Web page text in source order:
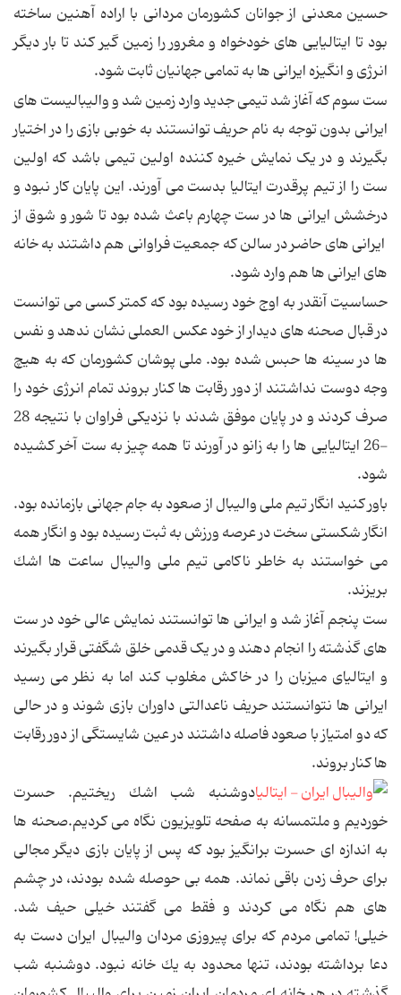
حسین معدنی از جوانان کشورمان مردانی با اراده آهنین ساخته
بود تا ایتالیایی های خودخواه و مغرور را زمین گیر کند تا بار دیگر
انرژی و انگیزه ایرانی ها به تمامی جهانیان ثابت شود.
ست سوم که آغاز شد تیمی جدید وارد زمین شد و والیبالیست های
ایرانی بدون توجه به نام حریف توانستند به خوبی بازی را در اختیار
بگیرند و در یک نمایش خیره کننده اولین تیمی باشد که اولین
ست را از تیم پرقدرت ایتالیا بدست می آورند. این پایان کار نبود و
درخشش ایرانی ها در ست چهارم باعث شده بود تا شور و شوق از
ایرانی های حاضر در سالن که جمعیت فراوانی هم داشتند به خانه
های ایرانی ها هم وارد شود.
حساسیت آنقدر به اوج خود رسیده بود که کمتر کسی می توانست
در قبال صحنه های دیدار از خود عکس العملی نشان ندهد و نفس
ها در سینه ها حبس شده بود. ملی پوشان کشورمان که به هیچ
وجه دوست نداشتند از دور رقابت ها کنار بروند تمام انرژی خود را
صرف کردند و در پایان موفق شدند با نزدیکی فراوان با نتیجه 28
-26 ایتالیایی ها را به زانو در آورند تا همه چیز به ست آخر کشیده
شود.
باور كنید انگار تیم ملى والیبال از صعود به جام جهانى بازمانده بود.
انگار شكستى سخت در عرصه ورزش به ثبت رسیده بود و انگار همه
مى خواستند به خاطر ناكامى تیم ملى والیبال ساعت ها اشك
بریزند.
ست پنجم آغاز شد و ایرانی ها توانستند نمایش عالی خود در ست
های گذشته را انجام دهند و در یک قدمی خلق شگفتی قرار بگیرند
و ایتالیای میزبان را در خاکش مغلوب کند اما به نظر می رسید
ایرانی ها نتوانستند حریف ناعدالتی داوران بازی شوند و در حالی
که دو امتیاز با صعود فاصله داشتند در عین شایستگی از دور رقابت
ها کنار بروند.
دوشنبه شب اشك ریختیم. حسرت
خوردیم و ملتمسانه به صفحه تلویزیون نگاه مى كردیم.صحنه ها
به اندازه اى حسرت برانگیز بود كه پس از پایان بازى دیگر مجالى
براى حرف زدن باقى نماند. همه بى حوصله شده بودند، در چشم
هاى هم نگاه مى كردند و فقط مى گفتند خیلى حیف شد.
خیلى! تمامی مردم كه براى پیروزى مردان والیبال ایران دست به
دعا برداشته بودند، تنها محدود به یك خانه نبود. دوشنبه شب